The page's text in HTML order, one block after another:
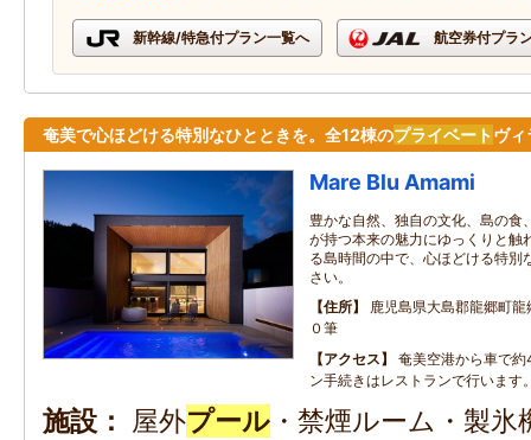
新幹線/特急付プラン一覧へ 航空券付プラ
奄美で心ほどける特別なひとときを。全12棟のプライベートヴィ
Mare Blu Amami
豊かな自然、独自の文化、島の食
が持つ本来の魅力にゆっくりと触
る島時間の中で、心ほどける特別
さい。
住所
鹿児島県大島郡龍郷町
０筆
アクセス
奄美空港から車で
ン手続きはレストランで行います
施設 屋外プール ・禁煙ルーム・製氷